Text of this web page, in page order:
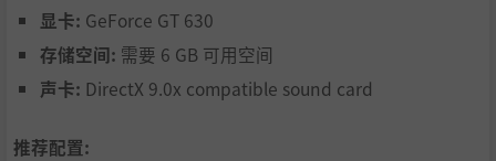
显卡: GeForce GT 630
存储空间: 需要 6 GB 可用空间
声卡: DirectX 9.0x compatible sound card
推荐配置: